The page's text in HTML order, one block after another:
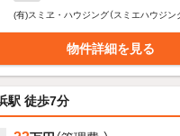
(有)スミヱ・ハウジング（スミエハウジン
物件詳細を見る
駅 徒歩7分